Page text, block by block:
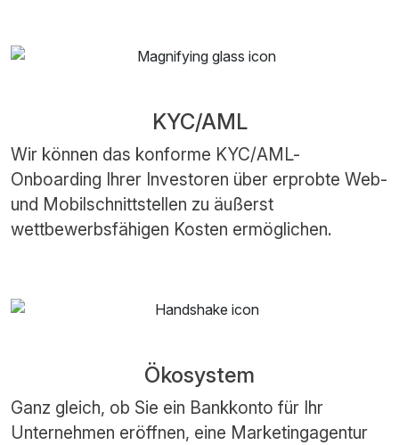
KYC/AML
Wir können das konforme KYC/AML-
Onboarding Ihrer Investoren über erprobte Web-
und Mobilschnittstellen zu äußerst
wettbewerbsfähigen Kosten ermöglichen.
Ökosystem
Ganz gleich, ob Sie ein Bankkonto für Ihr
Unternehmen eröffnen, eine Marketingagentur